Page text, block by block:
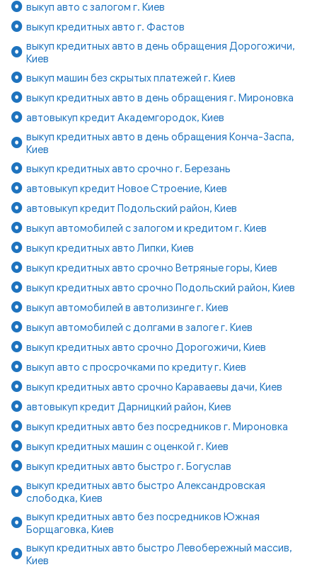
выкуп авто с залогом г. Киев
выкуп кредитных авто г. Фастов
выкуп кредитных авто в день обращения Дорогожичи,
Киев
выкуп машин без скрытых платежей г. Киев
выкуп кредитных авто в день обращения г. Мироновка
автовыкуп кредит Академгородок, Киев
выкуп кредитных авто в день обращения Конча-Заспа,
Киев
выкуп кредитных авто срочно г. Березань
автовыкуп кредит Новое Строение, Киев
автовыкуп кредит Подольский район, Киев
выкуп автомобилей с залогом и кредитом г. Киев
выкуп кредитных авто Липки, Киев
выкуп кредитных авто срочно Ветряные горы, Киев
выкуп кредитных авто срочно Подольский район, Киев
выкуп автомобилей в автолизинге г. Киев
выкуп автомобилей с долгами в залоге г. Киев
выкуп кредитных авто срочно Дорогожичи, Киев
выкуп авто с просрочками по кредиту г. Киев
выкуп кредитных авто срочно Караваевы дачи, Киев
автовыкуп кредит Дарницкий район, Киев
выкуп кредитных авто без посредников г. Мироновка
выкуп кредитных машин с оценкой г. Киев
выкуп кредитных авто быстро г. Богуслав
выкуп кредитных авто быстро Александровская
слободка, Киев
выкуп кредитных авто без посредников Южная
Борщаговка, Киев
выкуп кредитных авто быстро Левобережный массив,
Киев